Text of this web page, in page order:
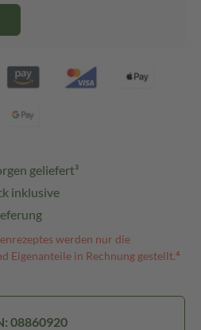
geliefert³
inklusive
werden nur die
Eigenanteile in Rechnung gestellt.⁴
08860920